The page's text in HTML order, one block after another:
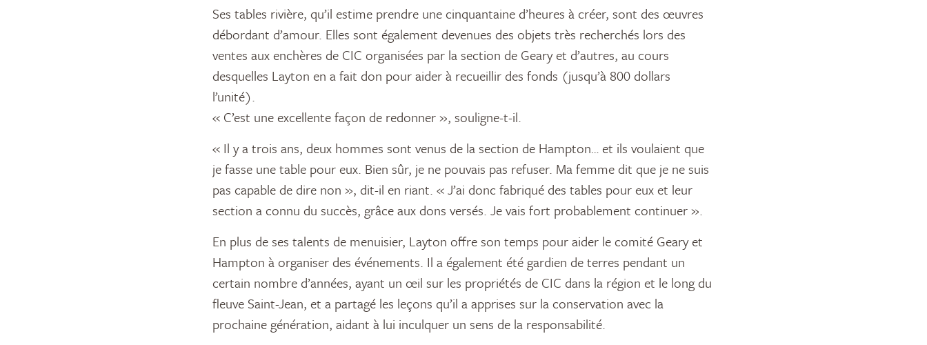
Ses tables rivière, qu’il estime prendre une cinquantaine d’heures à créer, sont des œuvres
débordant d’amour. Elles sont également devenues des objets très recherchés lors des
ventes aux enchères de CIC organisées par la section de Geary et d’autres, au cours
desquelles Layton en a fait don pour aider à recueillir des fonds (jusqu’à 800 dollars
l’unité).
« C’est une excellente façon de redonner », souligne-t-il.
« Il y a trois ans, deux hommes sont venus de la section de Hampton… et ils voulaient que
je fasse une table pour eux. Bien sûr, je ne pouvais pas refuser. Ma femme dit que je ne suis
pas capable de dire non », dit-il en riant. « J’ai donc fabriqué des tables pour eux et leur
section a connu du succès, grâce aux dons versés. Je vais fort probablement continuer ».
En plus de ses talents de menuisier, Layton offre son temps pour aider le comité Geary et
Hampton à organiser des événements. Il a également été gardien de terres pendant un
certain nombre d’années, ayant un œil sur les propriétés de CIC dans la région et le long du
fleuve Saint-Jean, et a partagé les leçons qu’il a apprises sur la conservation avec la
prochaine génération, aidant à lui inculquer un sens de la responsabilité.